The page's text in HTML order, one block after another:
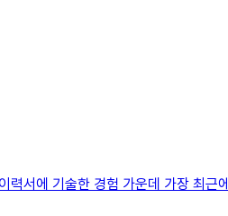
서에 기술한 경험 가운데 가장 최